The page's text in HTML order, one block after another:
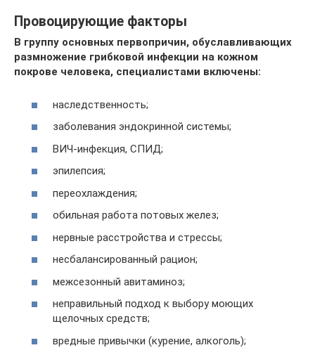
Провоцирующие факторы
В группу основных первопричин, обуславливающих
размножение грибковой инфекции на кожном
покрове человека, специалистами включены:
наследственность;
заболевания эндокринной системы;
ВИЧ-инфекция, СПИД;
эпилепсия;
переохлаждения;
обильная работа потовых желез;
нервные расстройства и стрессы;
несбалансированный рацион;
межсезонный авитаминоз;
неправильный подход к выбору моющих
щелочных средств;
вредные привычки (курение, алкоголь);